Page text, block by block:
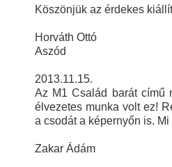
Köszönjük az érdekes
Horváth Ottó
Aszód
2013.11.15.
Az M1 Család barát című
élvezetes munka volt ez!
a csodát a képernyőn is.
Zakar Ádám